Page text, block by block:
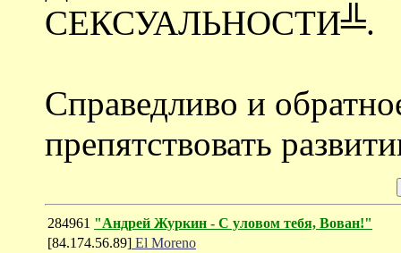
СЕКСУАЛЬНОСТИ╩.
Справедливо и
препятствовать
284961 "Андрей Журкин - С уловом тебя, Вован!"
[84.174.56.89] El Moreno